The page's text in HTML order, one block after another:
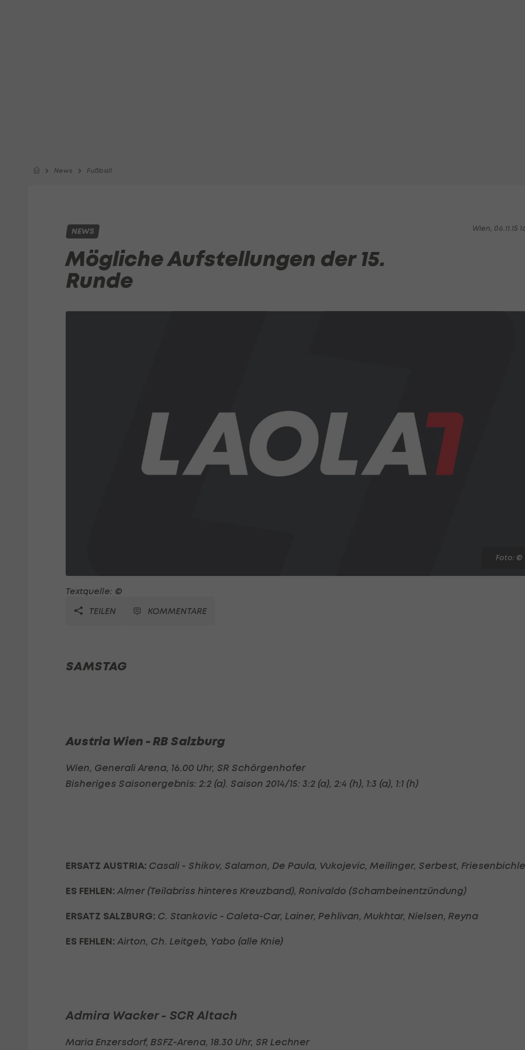
News Fußball
Wien, 06.11.15
NEWS
Mögliche Aufstellungen der 15.
Runde
Foto: ©
Textquelle: ©
TEILEN
KOMMENTARE
SAMSTAG
Austria Wien - RB Salzburg
Wien, Generali Arena, 16.00 Uhr, SR Schörgenhofer
Bisheriges Saisonergebnis: 2:2 (a). Saison 2014/15: 3:2 (a), 2:4 (h), 1:3 (a), 1:1 (h)
ERSATZ AUSTRIA: Casali - Shikov, Salamon, De Paula, Vukojevic, Meilinger, Serbest,
ES FEHLEN: Almer (Teilabriss hinteres Kreuzband), Ronivaldo (Schambeinentzündung)
ERSATZ SALZBURG: C. Stankovic - Caleta-Car, Lainer, Pehlivan, Mukhtar, Nielsen, Reyna
ES FEHLEN: Airton, Ch. Leitgeb, Yabo (alle Knie)
Admira Wacker - SCR Altach
Maria Enzersdorf, BSFZ-Arena, 18.30 Uhr, SR Lechner